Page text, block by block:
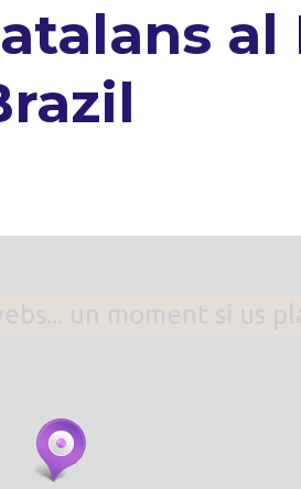
al
un moment si us